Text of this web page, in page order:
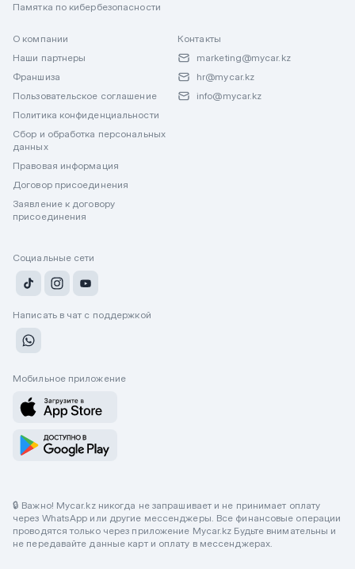
Памятка по кибербезопасности
О компании
Наши партнеры
Франшиза
Пользовательское соглашение
Политика конфиденциальности
Сбор и обработка персональных
данных
Правовая информация
Договор присоединения
Заявление к договору
присоединения
Контакты
marketing@mycar.kz
hr@mycar.kz
info@mycar.kz
Социальные сети
Написать в чат с поддержкой
Мобильное приложение
🔒 Важно! Mycar.kz никогда не запрашивает и не принимает оплату
через WhatsApp или другие мессенджеры. Все финансовые операции
проводятся только через приложение Mycar.kz Будьте внимательны и
не передавайте данные карт и оплату в мессенджерах.